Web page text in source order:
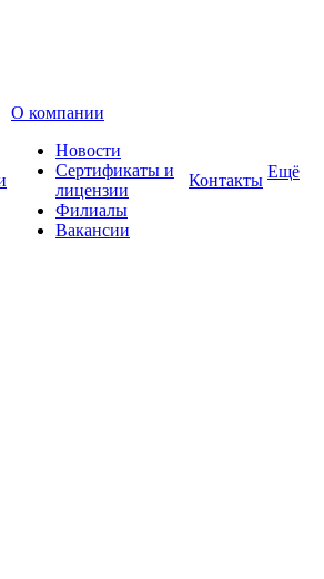
О компании
Новости
Сертификаты и
лицензии
Филиалы
Вакансии
Контакты Ещё